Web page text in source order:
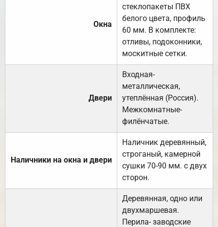
Окна
стеклопакеты ПВХ
белого цвета, профиль
60 мм. В комплекте:
отливы, подоконники,
москитные сетки.
Двери
Входная-
металлическая,
утеплённая (Россия).
Межкомнатные-
филёнчатые.
Наличники на окна и двери
Наличник деревянный,
строганый, камерной
сушки 70-90 мм. с двух
сторон.
Деревянная, одно или
двухмаршевая.
Перила- заводские